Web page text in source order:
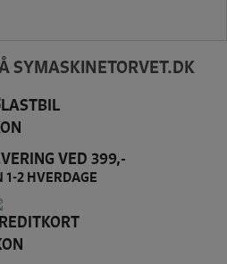
SYMASKINETORVET.DK
VED 399,-
1-2 HVERDAGE